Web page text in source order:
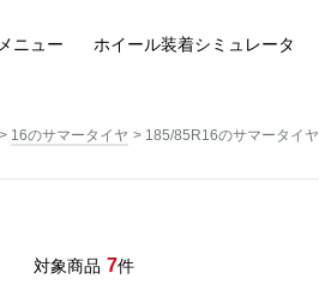
メニュー ホイール装着シミュレータ
16のサマータイヤ 185/85R16のサマータイヤ
対象商品 7件